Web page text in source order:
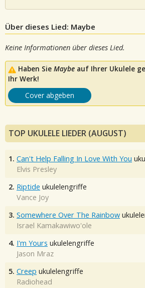
Über dieses Lied: Maybe
Keine Informationen über dieses Lied.
Haben Sie Maybe auf Ihrer Ukulele
Ihr Werk!
Cover abgeben
TOP UKULELE LIEDER (AUGUST)
1. Can't Help Falling In Love With You
Elvis Presley
2. Riptide ukulelengriffe
Vance Joy
3. Somewhere Over The Rainbow
Israel Kamakawiwo'ole
4. I'm Yours ukulelengriffe
Jason Mraz
5. Creep ukulelengriffe
Radiohead